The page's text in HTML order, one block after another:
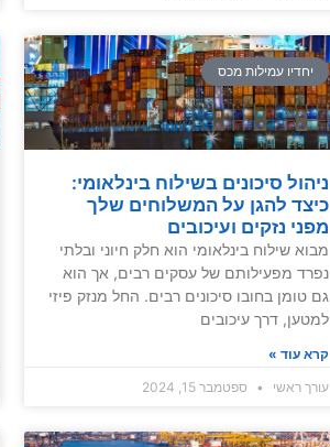
יחדיו עמילות מכס
ניהול סיכונים בשילוח בינלאומי:
כיצד להגן על המשלוחים שלך
מפני נזקים ועיכובים
מבוא שילוח בינלאומי הוא חלק חיוני ובלתי
נפרד מפעילותם של עסקים רבים, אך הוא
גם טומן בחובו סיכונים רבים. החל מנזק פיזי
למטען, דרך עיכובים
קרא עוד »
עורך ראשי
ספטמבר 15, 2024